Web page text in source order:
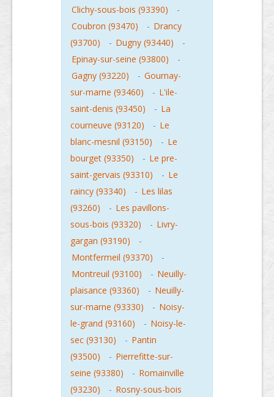
Clichy-sous-bois (93390)
-
Coubron (93470)
- Drancy
(93700)
- Dugny (93440)
-
Epinay-sur-seine (93800)
-
Gagny (93220)
- Gournay-
sur-marne (93460)
- L'ile-
saint-denis (93450)
- La
courneuve (93120)
- Le
blanc-mesnil (93150)
- Le
bourget (93350)
- Le pre-
saint-gervais (93310)
- Le
raincy (93340)
- Les lilas
(93260)
- Les pavillons-
sous-bois (93320)
- Livry-
gargan (93190)
-
Montfermeil (93370)
-
Montreuil (93100)
- Neuilly-
plaisance (93360)
- Neuilly-
sur-marne (93330)
- Noisy-
le-grand (93160)
- Noisy-le-
sec (93130)
- Pantin
(93500)
- Pierrefitte-sur-
seine (93380)
- Romainville
(93230)
- Rosny-sous-bois